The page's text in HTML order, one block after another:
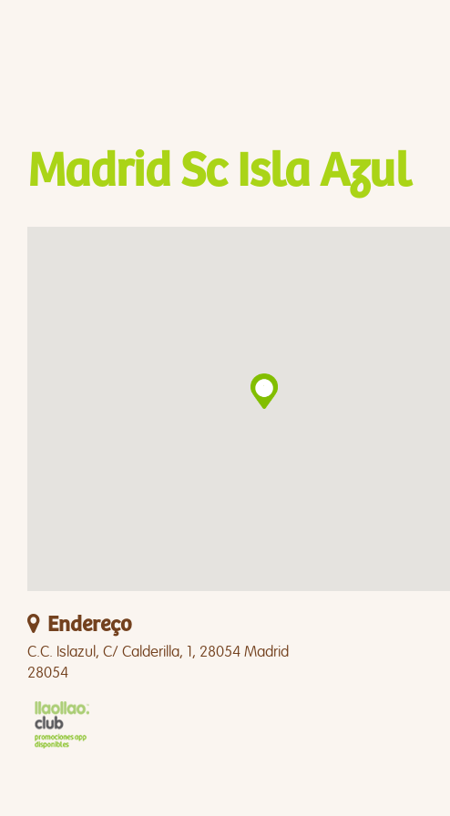
Madrid Sc Isla Azul
Endereço
C.C. Islazul, C/ Calderilla, 1, 28054 Madrid
28054